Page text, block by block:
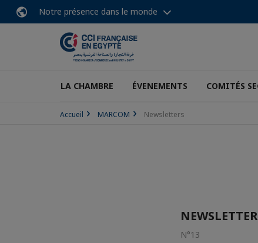
Notre présence dans le monde
LA CHAMBRE ÉVENEMENTS COMITÉS
Accueil MARCOM Newsletters
N°13